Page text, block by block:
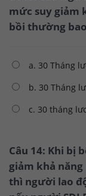
mức suy giảm
bồi thường
a. 30 Tháng
b. 30 Tháng
c. 30 tháng
Câu 14: Khi bị
giảm khả năng
thì người lao